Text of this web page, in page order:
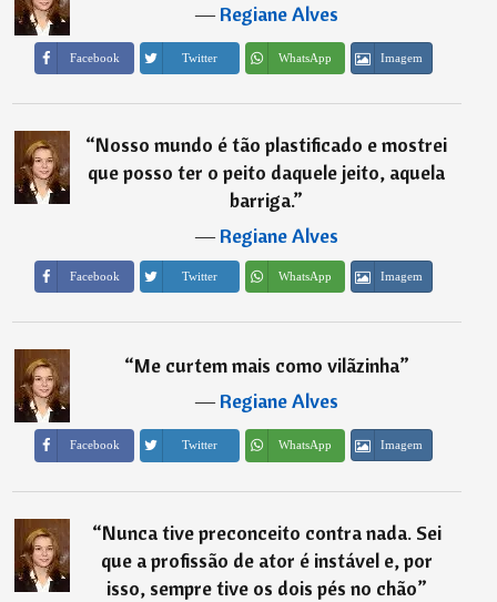
―Regiane Alves
Facebook Twitter WhatsApp Imagem
“Nosso mundo é tão plastificado e mostrei
que posso ter o peito daquele jeito, aquela
barriga.”
―Regiane Alves
Facebook Twitter WhatsApp Imagem
“Me curtem mais como vilãzinha”
―Regiane Alves
Facebook Twitter WhatsApp Imagem
“Nunca tive preconceito contra nada. Sei
que a profissão de ator é instável e, por
isso, sempre tive os dois pés no chão”